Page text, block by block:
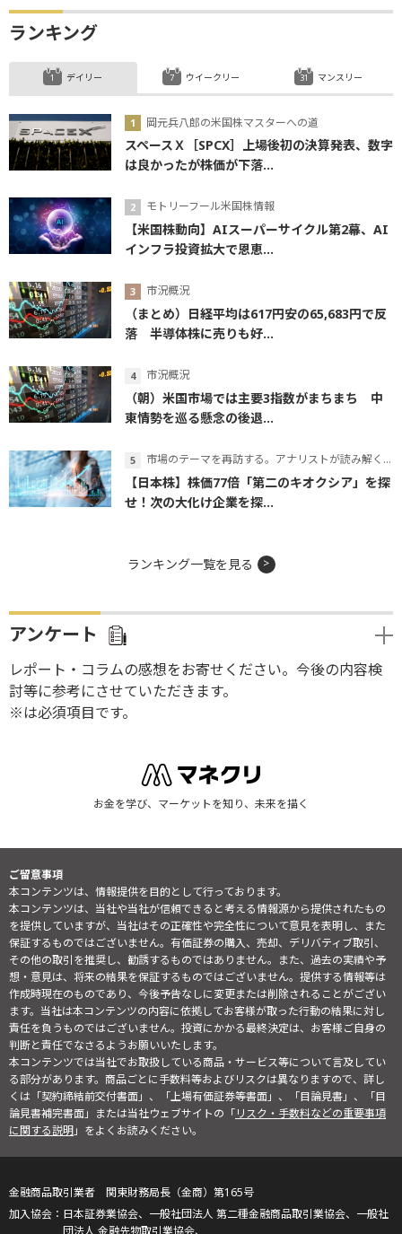
ランキング
デイリー
岡元兵八郎の米国株マスターへの道
スペースＸ［SPCX］上場後初の決算発表、数字
は良かったが株価が下落...
モトリーフール米国株情報
【米国株動向】AIスーパーサイクル第2幕、AI
インフラ投資拡大で恩恵...
市況概況
（まとめ）日経平均は617円安の65,683円で反
落 半導体株に売りも好...
市況概況
（朝）米国市場では主要3指数がまちまち 中
東情勢を巡る懸念の後退...
市場のテーマを再訪する。アナリストが読み解くテーマの本質
【日本株】株価77倍「第二のキオクシア」を探
せ！次の大化け企業を探...
ウイークリー マンスリー
ランキング一覧を見る
アンケート
レポート・コラムの感想をお寄せください。今後の内容検
討等に参考にさせていただきます。
※は必須項目です。
お金を学び、マーケットを知り、未来を描く
ご留意事項
本コンテンツは、情報提供を目的として行っております。
本コンテンツは、当社や当社が信頼できると考える情報源から提供されたもの
を提供していますが、当社はその正確性や完全性について意見を表明し、また
保証するものではございません。有価証券の購入、売却、デリバティブ取引、
その他の取引を推奨し、勧誘するものではありません。また、過去の実績や予
想・意見は、将来の結果を保証するものではございません。提供する情報等は
作成時現在のものであり、今後予告なしに変更または削除されることがござい
ます。当社は本コンテンツの内容に依拠してお客様が取った行動の結果に対し
責任を負うものではございません。投資にかかる最終決定は、お客様ご自身の
判断と責任でなさるようお願いいたします。
本コンテンツでは当社でお取扱している商品・サービス等について言及してい
る部分があります。商品ごとに手数料等およびリスクは異なりますので、詳し
くは「契約締結前交付書面」、「上場有価証券等書面」、「目論見書」、「目
論見書補完書面」または当社ウェブサイトの「リスク・手数料などの重要事項
に関する説明」をよくお読みください。
金融商品取引業者 関東財務局長（金商）第165号
日本証券業協会、一般社団法人 第二種金融商品取引業協会、一般社
団法人 金融先物取引業協会、